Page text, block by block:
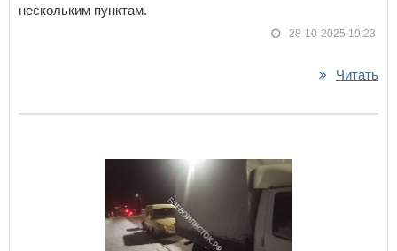
нескольким пунктам.
28-10-2025 19:23
Читать